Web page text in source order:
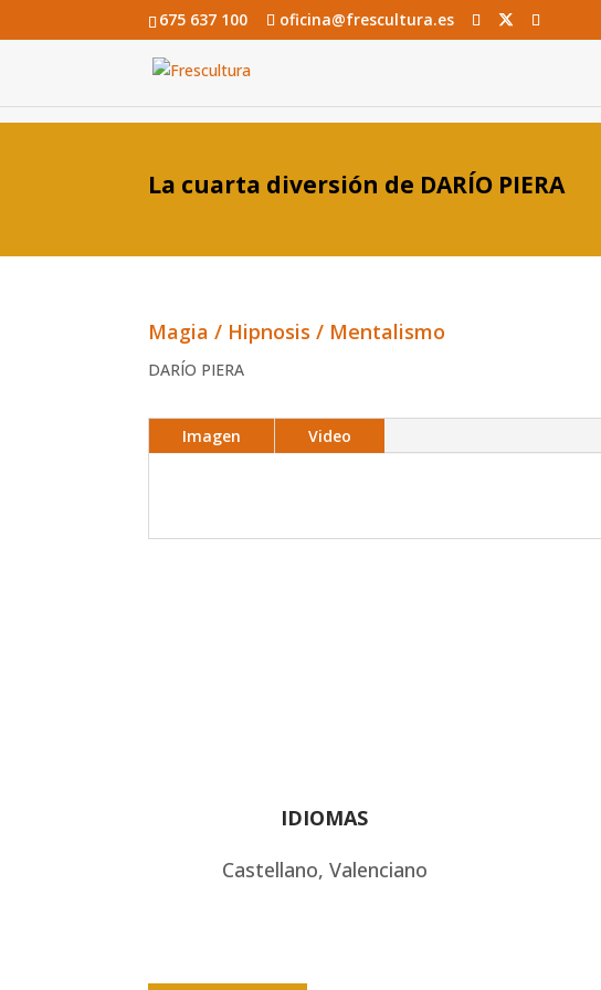
675 637 100 oficina@frescultura.es
La cuarta diversión de DARÍO PIERA
Magia / Hipnosis / Mentalismo
DARÍO PIERA
Imagen Video
IDIOMAS
Castellano, Valenciano